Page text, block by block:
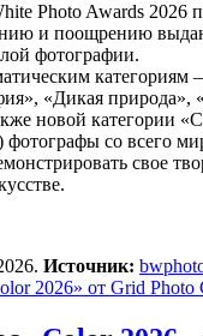
Photo Awards 2026
и поощрению
фотографии.
«Дикая природа»,
новой категории
фотографы со всего
свое
Источник: